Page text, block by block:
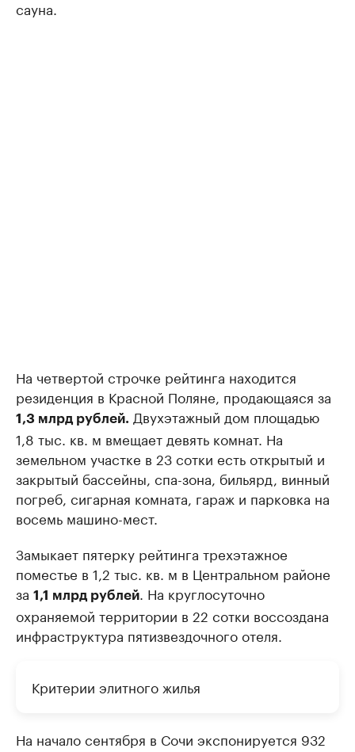
сауна.
На четвертой строчке рейтинга находится
резиденция в Красной Поляне, продающаяся за
1,3 млрд рублей. Двухэтажный дом площадью
1,8 тыс. кв. м вмещает девять комнат. На
земельном участке в 23 сотки есть открытый и
закрытый бассейны, спа-зона, бильярд, винный
погреб, сигарная комната, гараж и парковка на
восемь машино-мест.
Замыкает пятерку рейтинга трехэтажное
поместье в 1,2 тыс. кв. м в Центральном районе
за 1,1 млрд рублей. На круглосуточно
охраняемой территории в 22 сотки воссоздана
инфраструктура пятизвездочного отеля.
Критерии элитного жилья
На начало сентября в Сочи экспонируется 932